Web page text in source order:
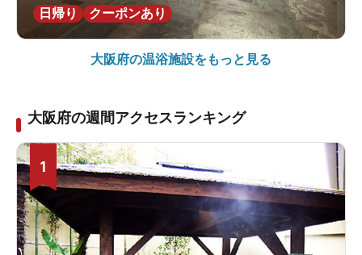
日帰り
クーポンあり
大阪府の温浴施設をもっと見る
大阪府の週間アクセスランキング
1